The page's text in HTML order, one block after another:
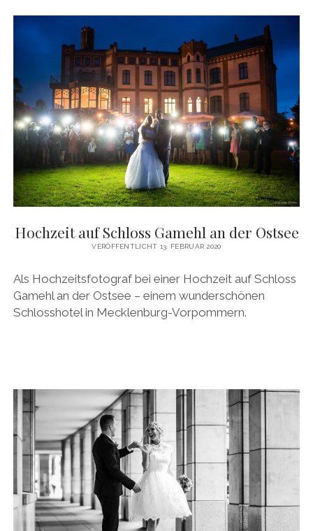
Hochzeit auf Schloss Gamehl an der Ostsee
VERÖFFENTLICHT 13. FEBRUAR 2020
Als Hochzeitsfotograf bei einer Hochzeit auf Schloss
Gamehl an der Ostsee – einem wunderschönen
Schlosshotel in Mecklenburg-Vorpommern.